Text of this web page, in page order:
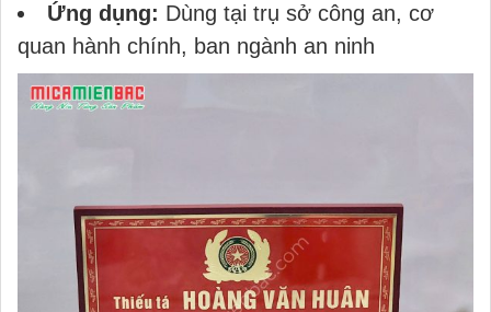
Ứng dụng: Dùng tại trụ sở công an, cơ
quan hành chính, ban ngành an ninh